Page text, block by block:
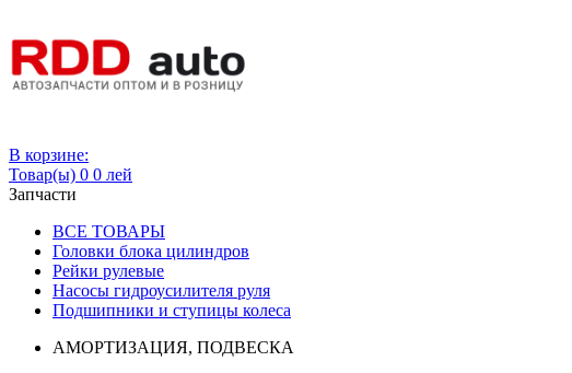
В корзине:
Товар(ы) 0 0 лей
Запчасти
ВСЕ ТОВАРЫ
Головки блока цилиндров
Рейки рулевые
Насосы гидроусилителя руля
Подшипники и ступицы колеса
АМОРТИЗАЦИЯ, ПОДВЕСКА